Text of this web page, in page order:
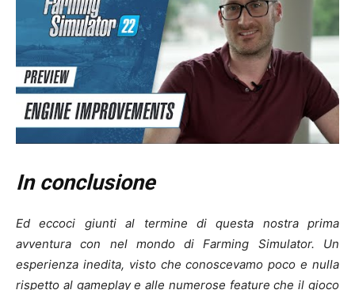
In conclusione
Ed eccoci giunti al termine di questa nostra prima
avventura con nel mondo di Farming Simulator. Un
esperienza inedita, visto che conoscevamo poco e nulla
rispetto al gameplay e alle numerose feature che il gioco